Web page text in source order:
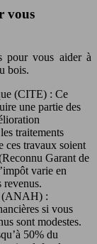
vous
pour vous aider à
bois.
(CITE) : Ce
une partie des
traitements
ces travaux soient
Garant de
varie en
revenus.
(ANAH) :
si vous
sont modestes.
50% du